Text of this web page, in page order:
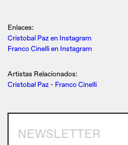
Enlaces:
Cristobal Paz en Instagram
Franco Cinelli en Instagram
Artistas Relacionados:
Cristobal Paz - Franco Cinelli
NEWSLETTER